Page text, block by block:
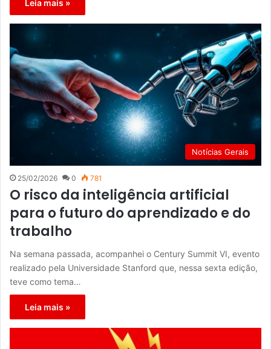
Leia mais »
Notícias Gerais
25/02/2026 0 781
O risco da inteligência artificial
para o futuro do aprendizado e do
trabalho
Na semana passada, acompanhei o Century Summit VI, evento
realizado pela Universidade Stanford que, nessa sexta edição,
teve como tema…
Leia mais »